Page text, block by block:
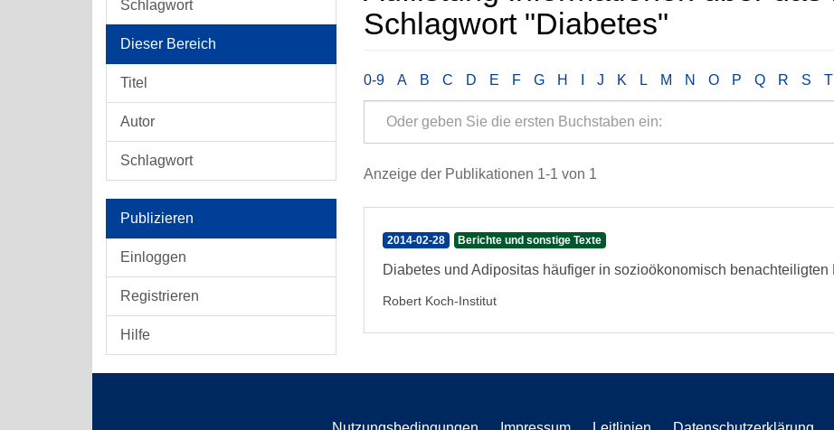
Schlagwort
Dieser Bereich
Titel
Autor
Schlagwort
Publizieren
Einloggen
Registrieren
Hilfe
Schlagwort "Diabetes"
0-9 A B C D E F G H J K L M N O P Q R S T
Anzeige der Publikationen 1-1 von 1
2014-02-28 Berichte und sonstige Texte
Diabetes und Adipositas häufiger in sozioökonomisch benachteiligten
Robert Koch-Institut